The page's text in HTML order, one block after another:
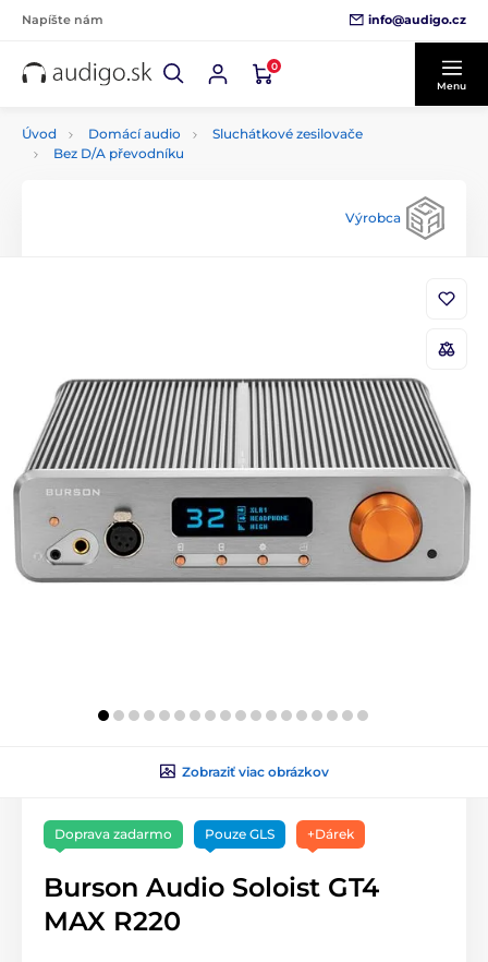
Napíšte nám info@audigo.cz
0
Menu
Úvod Domácí audio
Sluchátkové zesilovače
Bez D/A převodníku
Výrobca
Zobraziť viac obrázkov
Doprava zadarmo Pouze GLS +Dárek
Burson Audio Soloist GT4
MAX R220